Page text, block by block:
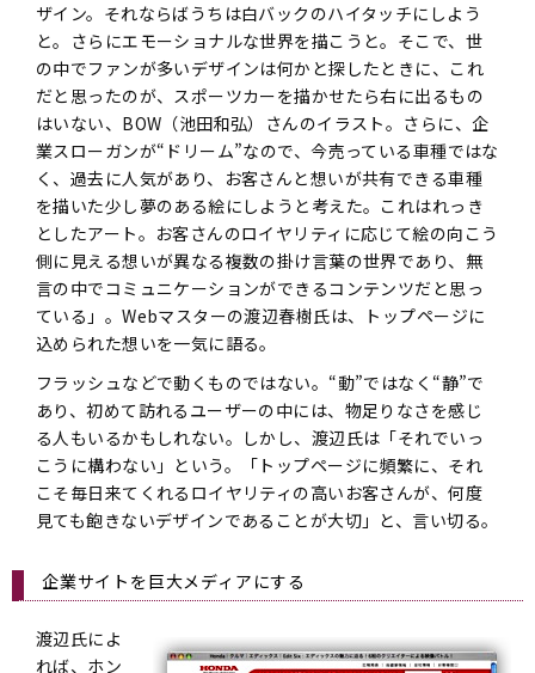
ザイン。それならばうちは白バックのハイタッチにしよう
と。さらにエモーショナルな世界を描こうと。そこで、世
の中でファンが多いデザインは何かと探したときに、これ
だと思ったのが、スポーツカーを描かせたら右に出るもの
はいない、BOW（池田和弘）さんのイラスト。さらに、企
業スローガンが“ドリーム”なので、今売っている車種ではな
く、過去に人気があり、お客さんと想いが共有できる車種
を描いた少し夢のある絵にしようと考えた。これはれっき
としたアート。お客さんのロイヤリティに応じて絵の向こう
側に見える想いが異なる複数の掛け言葉の世界であり、無
言の中でコミュニケーションができるコンテンツだと思っ
ている」。Webマスターの渡辺春樹氏は、トップページに
込められた想いを一気に語る。
フラッシュなどで動くものではない。“動”ではなく“静”で
あり、初めて訪れるユーザーの中には、物足りなさを感じ
る人もいるかもしれない。しかし、渡辺氏は「それでいっ
こうに構わない」という。「トップページに頻繁に、それ
こそ毎日来てくれるロイヤリティの高いお客さんが、何度
見ても飽きないデザインであることが大切」と、言い切る。
企業サイトを巨大メディアにする
渡辺氏によ
れば、ホン